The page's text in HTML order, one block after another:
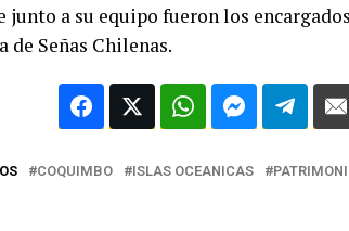
junto a su equipo fueron los
de Señas Chilenas.
COQUIMBO ISLAS OCEANICAS